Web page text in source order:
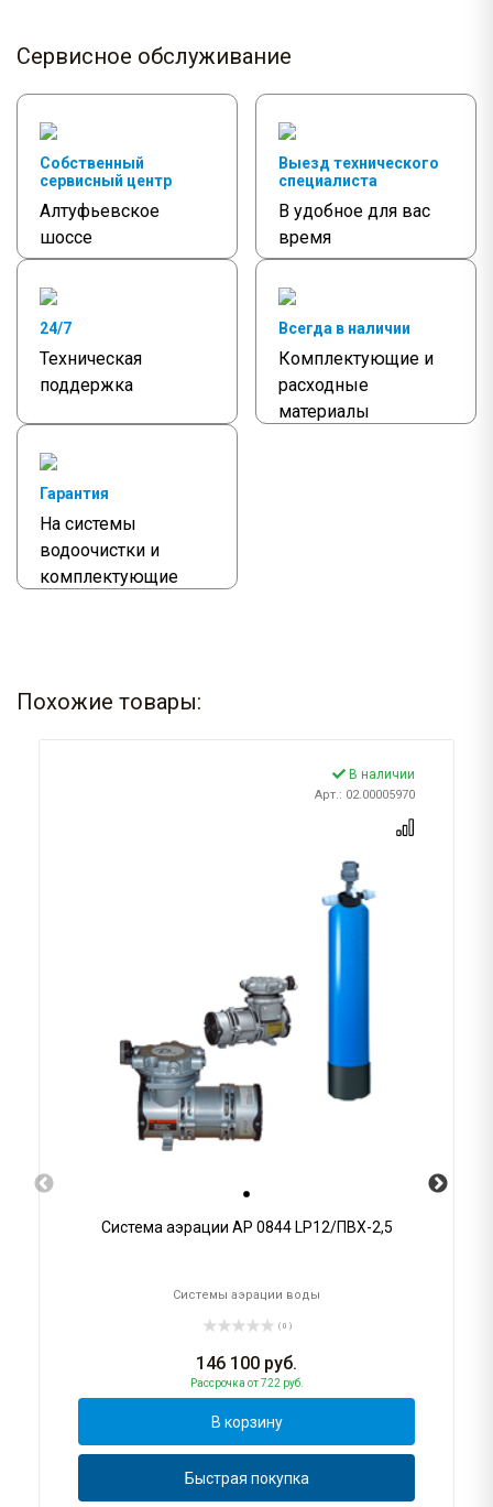
Сервисное обслуживание
Собственный
сервисный центр
Алтуфьевское
шоссе
Выезд технического
специалиста
В удобное для вас
время
24/7
Техническая
поддержка
Всегда в наличии
Комплектующие и
расходные
материалы
Гарантия
На системы
водоочистки и
комплектующие
Похожие товары:
В наличии
Арт.: 02.00005970
Система аэрации AP 0844 LP12/ПВХ-2,5
Системы аэрации воды
( 0 )
146 100 руб.
Рассрочка от 722 руб.
В корзину
Быстрая покупка